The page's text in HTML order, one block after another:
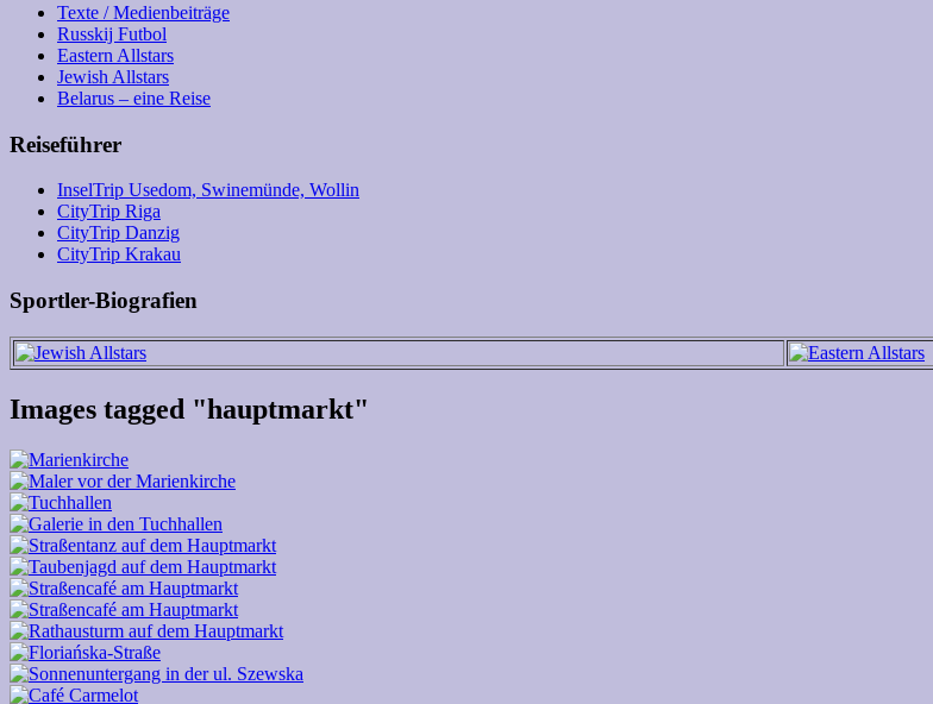
Texte / Medienbeiträge
Russkij Futbol
Eastern Allstars
Jewish Allstars
Belarus – eine Reise
Reiseführer
InselTrip Usedom, Swinemünde, Wollin
CityTrip Riga
CityTrip Danzig
CityTrip Krakau
Sportler-Biografien
Images tagged "hauptmarkt"